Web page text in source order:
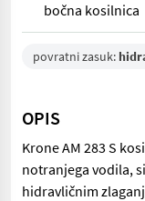
bočna kosilnica
povratni zasuk:
OPIS
Krone AM 283 S
notranjega vodila,
hidravličnim